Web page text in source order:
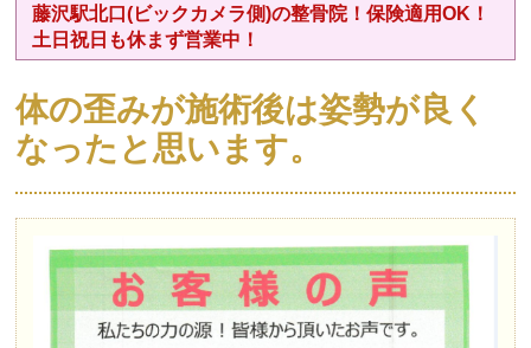
藤沢駅北口(ビックカメラ側)の整骨院！保険適用OK！
土日祝日も休まず営業中！
体の歪みが施術後は姿勢が良く
なったと思います。